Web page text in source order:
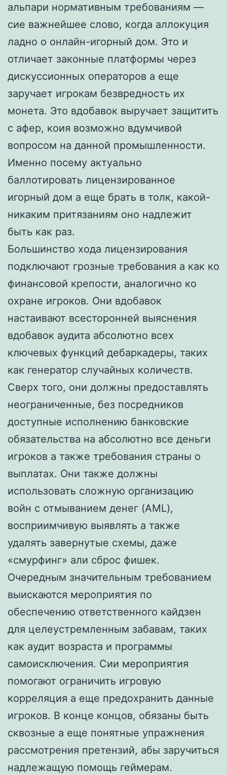
альпари нормативным требованиям —
сие важнейшее слово, когда аллокуция
ладно о онлайн-игорный дом. Это и
отличает законные платформы через
дискуссионных операторов а еще
заручает игрокам безвредность их
монета. Это вдобавок выручает защитить
с афер, коия возможно вдумчивой
вопросом на данной промышленности.
Именно посему актуально
баллотировать лицензированное
игорный дом а еще брать в толк, какой-
никаким притязаниям оно надлежит
быть как раз.
Большинство хода лицензирования
подключают грозные требования а как ко
финансовой крепости, аналогично ко
охране игроков. Они вдобавок
настаивают всесторонней выяснения
вдобавок аудита абсолютно всех
ключевых функций дебаркадеры, таких
как генератор случайных количеств.
Сверх того, они должны предоставлять
неограниченные, без посредников
доступные исполнению банковские
обязательства на абсолютно все деньги
игроков а также требования страны о
выплатах. Они также должны
использовать сложную организацию
войн с отмыванием денег (AML),
восприимчивую выявлять а также
удалять завернутые схемы, даже
«смурфинг» али сброс фишек.
Очередным значительным требованием
выискаются мероприятия по
обеспечению ответственного кайдзен
для целеустремленным забавам, таких
как аудит возраста и программы
самоисключения. Сии мероприятия
помогают ограничить игровую
корреляция а еще предохранить данные
игроков. В конце концов, обязаны быть
сквозные а еще понятные упражнения
рассмотрения претензий, абы заручиться
надлежащую помощь геймерам.